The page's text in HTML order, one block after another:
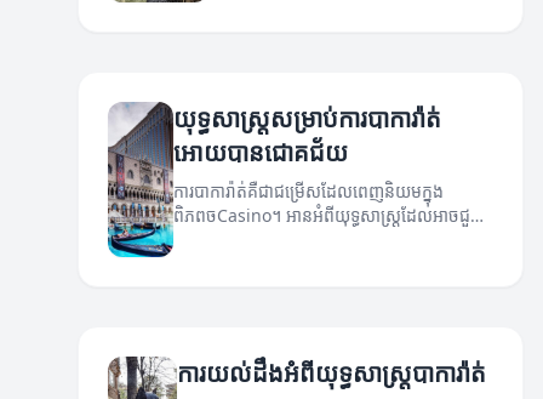
យុទ្ធសាស្ត្រសម្រាប់ការបាការ៉ាត់
អោយបានជោគជ័យ
ការបាការ៉ាត់គឺជាជម្រើសដែលពេញនិយមក្នុង
ពិភពចCasino។ អានអំពីយុទ្ធសាស្ត្រដែលអាចជួយ
ការយល់ដឹងអំពីយុទ្ធសាស្ត្របាការ៉ាត់